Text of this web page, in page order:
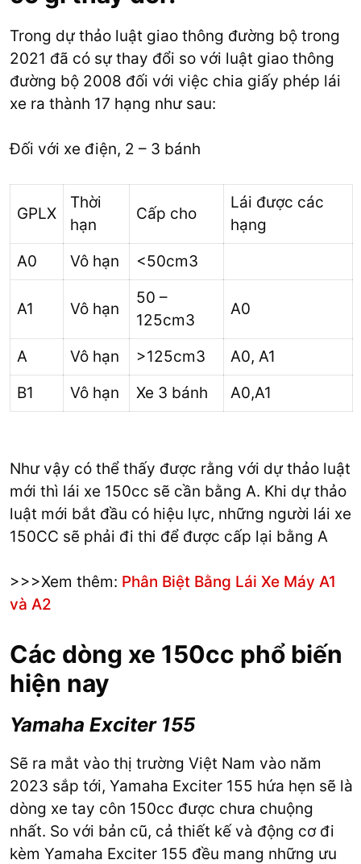
Trong dự thảo luật giao thông đường bộ trong
2021 đã có sự thay đổi so với luật giao thông
đường bộ 2008 đối với việc chia giấy phép lái
xe ra thành 17 hạng như sau:
Đối với xe điện, 2 – 3 bánh
GPLX
Thời
hạn
Cấp cho
Lái được các
hạng
A0
Vô hạn <50cm3
A1 Vô hạn
50 –
125cm3
A0
A Vô hạn >125cm3
A0, A1
B1
Vô hạn Xe 3 bánh A0,A1
Như vậy có thể thấy được rằng với dự thảo luật
mới thì lái xe 150cc sẽ cần bằng A. Khi dự thảo
luật mới bắt đầu có hiệu lực, những người lái xe
150CC sẽ phải đi thi để được cấp lại bằng A
>>>Xem thêm: Phân Biệt Bằng Lái Xe Máy A1
và A2
Các dòng xe 150cc phổ biến
hiện nay
Yamaha Exciter 155
Sẽ ra mắt vào thị trường Việt Nam vào năm
2023 sắp tới, Yamaha Exciter 155 hứa hẹn sẽ là
dòng xe tay côn 150cc được chưa chuộng
nhất. So với bản cũ, cả thiết kế và động cơ đi
kèm Yamaha Exciter 155 đều mang những ưu